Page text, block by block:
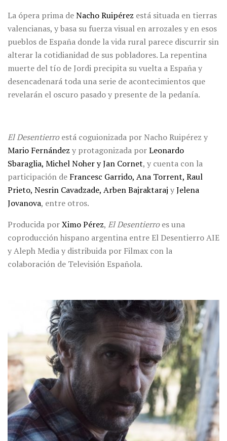
La ópera prima deNacho Ruipérez está situada en tierras
valencianas, y basa su fuerza visual en arrozales y en esos
pueblos de España donde la vida rural parece discurrir sin
alterar la cotidianidad de sus pobladores. La repentina
muerte del tío de Jordi precipita su vuelta a España y
desencadenará toda una serie de acontecimientos que
revelarán el oscuro pasado y presente de la pedanía.
El Desentierroestá coguionizada por Nacho Ruipérez y
Mario Fernández y protagonizada porLeonardo
Sbaraglia, Michel Noher y Jan Cornet, y cuenta con la
participación de Francesc Garrido, Ana Torrent, Raul
Prieto, Nesrin Cavadzade, Arben Bajraktaraj yJelena
Jovanova, entre otros.
Producida porXimo Pérez, El Desentierroes una
coproducción hispano argentina entre El Desentierro AIE
y Aleph Media y distribuida por Filmax con la
colaboración de Televisión Española.